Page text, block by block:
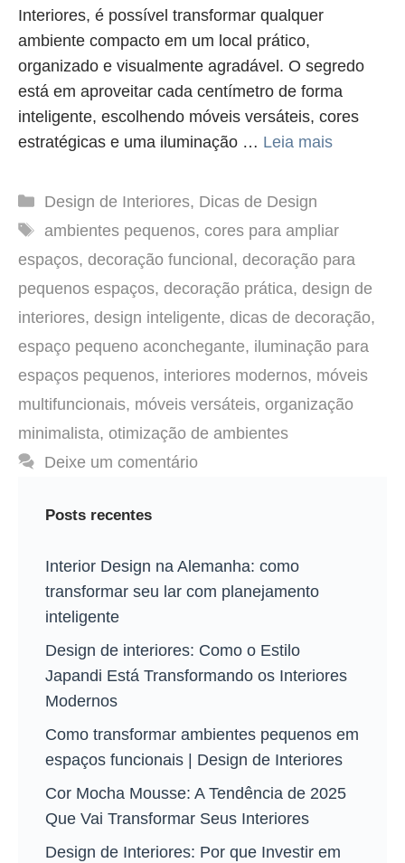
Interiores, é possível transformar qualquer
ambiente compacto em um local prático,
organizado e visualmente agradável. O segredo
está em aproveitar cada centímetro de forma
inteligente, escolhendo móveis versáteis, cores
estratégicas e uma iluminação … Leia mais
Categorias
Design de Interiores, Dicas de Design
Tags
ambientes pequenos, cores para ampliar
espaços, decoração funcional, decoração para
pequenos espaços, decoração prática, design de
interiores, design inteligente, dicas de decoração,
espaço pequeno aconchegante, iluminação para
espaços pequenos, interiores modernos, móveis
multifuncionais, móveis versáteis, organização
minimalista, otimização de ambientes
Deixe um comentário
Posts recentes
Interior Design na Alemanha: como
transformar seu lar com planejamento
inteligente
Design de interiores: Como o Estilo
Japandi Está Transformando os Interiores
Modernos
Como transformar ambientes pequenos em
espaços funcionais | Design de Interiores
Cor Mocha Mousse: A Tendência de 2025
Que Vai Transformar Seus Interiores
Design de Interiores: Por que Investir em